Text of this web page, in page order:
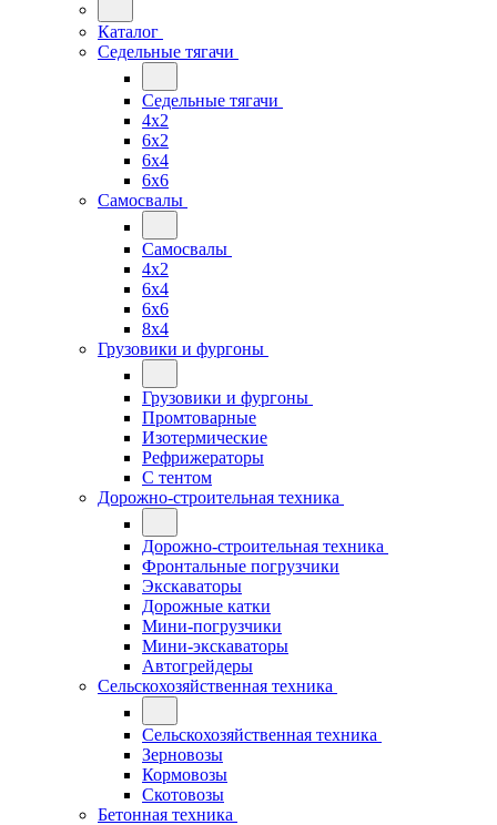
Каталог
Седельные тягачи
Седельные тягачи
4x2
6x2
6x4
6x6
Самосвалы
Самосвалы
4x2
6x4
6x6
8x4
Грузовики и фургоны
Грузовики и фургоны
Промтоварные
Изотермические
Рефрижераторы
С тентом
Дорожно-строительная техника
Дорожно-строительная техника
Фронтальные погрузчики
Экскаваторы
Дорожные катки
Мини-погрузчики
Мини-экскаваторы
Автогрейдеры
Сельскохозяйственная техника
Сельскохозяйственная техника
Зерновозы
Кормовозы
Скотовозы
Бетонная техника